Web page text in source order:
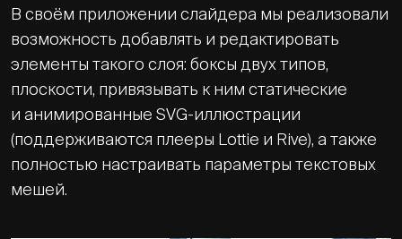
В своём приложении слайдера мы реализовали
возможность добавлять и редактировать
элементы такого слоя: боксы двух типов,
плоскости, привязывать к ним статические
и анимированные SVG-иллюстрации
(поддерживаются плееры Lottie и Rive), а также
полностью настраивать параметры текстовых
мешей.